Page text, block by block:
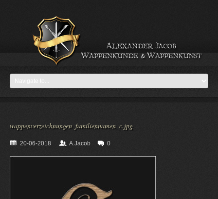
wappenverzeichnungen_familiennamen_c.jpg
20-06-2018 A.Jacob 0